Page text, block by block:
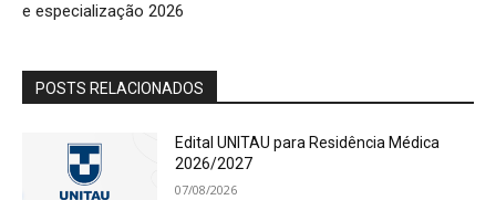
e especialização 2026
POSTS RELACIONADOS
Edital UNITAU para Residência Médica
2026/2027
07/08/2026